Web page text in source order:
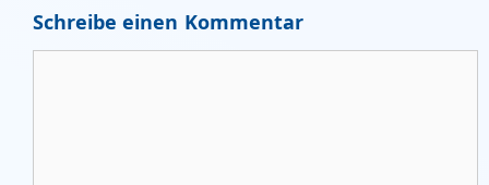
Schreibe einen Kommentar